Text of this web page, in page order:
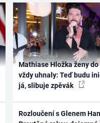
Mathiase Hložka ženy
vždy uhnaly: Teď budu
já, slibuje zpěvák
Rozloučení s Glenem